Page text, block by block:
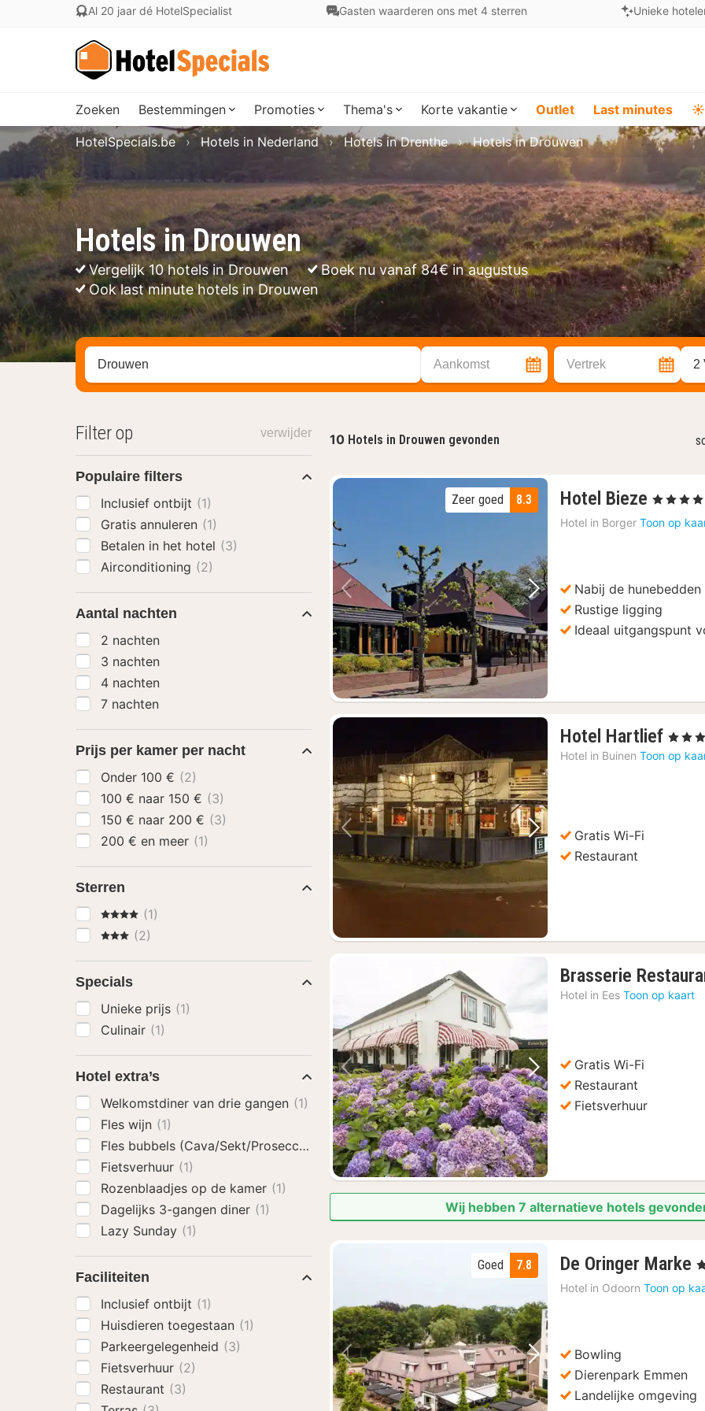
Al 20 jaar dé HotelSpecialist Gasten waarderen ons met 4 sterren Unieke
Zoeken Bestemmingen Promoties Thema's Korte vakantie Outlet Last minutes ☀️
Hotels in Drouwen
Vergelijk 10 hotels in Drouwen
Boek nu vanaf 84€ in augustus
Ook last minute hotels in Drouwen
HotelSpecials.be Hotels in Nederland Hotels in Drenthe Hotels in Drouwen
Zoek op hotel, regio of stad Aankomst Vertrek 2
10 Hotels in Drouwen gevonden
Vorige foto Volgende foto
8.3
Zeer goed Hotel Bieze 3
vanaf
, 4 Sterren
Hotel in Borger Toon op
Nabij de hunebedden
Rustige ligging
Ideaal uitgangspunt
Vorige foto Volgende foto
Hotel Hartlief 1
, 3
Hotel in Buinen Toon op
Gratis Wi-Fi
Restaurant
Vorige foto Volgende foto
Brasserie
Hotel in Ees Toon op kaart
Gratis Wi-Fi
Restaurant
Fietsverhuur
Wij hebben 7 alternatieve hotels
Vorige foto Volgende foto
7.8
Goed De Oringer Marke 1
,
Hotel in Odoorn Toon op
Bowling
Dierenpark Emmen
Landelijke omgeving
Filter op verwijder
Populaire filters
Inclusief ontbijt (1)
Gratis annuleren (1)
Betalen in het hotel (3)
Airconditioning (2)
Aantal nachten
2 nachten
3 nachten
4 nachten
7 nachten
Prijs per kamer per nacht
Onder 100 € (2)
100 € naar 150 € (3)
150 € naar 200 € (3)
200 € en meer (1)
Sterren
4 Sterren
(1)
3 Sterren
(2)
Specials
Unieke prijs (1)
Culinair (1)
Hotel extra’s
Welkomstdiner van drie gangen (1)
Fles wijn (1)
Fles bubbels (Cava/Sekt/Prosecco)
Fietsverhuur (1)
Rozenblaadjes op de kamer (1)
Dagelijks 3-gangen diner (1)
Lazy Sunday (1)
Faciliteiten
Inclusief ontbijt (1)
Huisdieren toegestaan (1)
Parkeergelegenheid (3)
Fietsverhuur (2)
Restaurant (3)